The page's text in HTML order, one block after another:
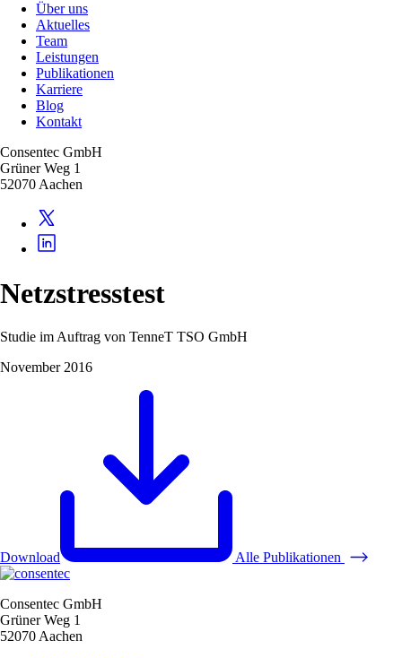
Über uns
Aktuelles
Team
Leistungen
Publikationen
Karriere
Blog
Kontakt
Consentec GmbH
Grüner Weg 1
52070 Aachen
Netzstresstest
Studie im Auftrag von TenneT TSO GmbH
November 2016
Download Alle Publikationen
Consentec GmbH
Grüner Weg 1
52070 Aachen